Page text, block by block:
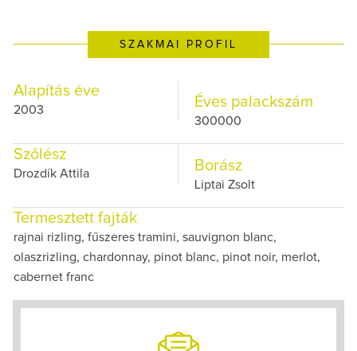
SZAKMAI PROFIL
Alapítás éve
2003 Éves palackszám
300000
Szőlész
Drozdík Attila Borász
Liptai Zsolt
Termesztett fajták
rajnai rizling, fűszeres tramini, sauvignon blanc,
olaszrizling, chardonnay, pinot blanc, pinot noir, merlot,
cabernet franc